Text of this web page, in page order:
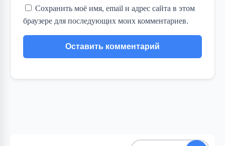
Сохранить моё имя, email и адрес сайта в этом
браузере для последующих моих комментариев.